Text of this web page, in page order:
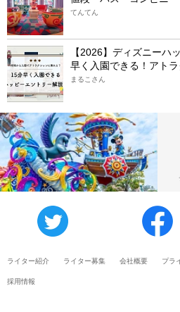
てんてん
【2026】ディズニーハ
早く入園できる！アト
まるこさん
ライター紹介 ライター募集 会社概要 プラ
採用情報